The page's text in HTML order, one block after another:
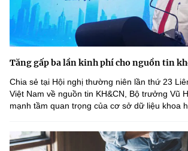
Tăng gấp ba lần kinh phí cho nguồn tin
Chia sẻ tại Hội nghị thường niên lần thứ 23
Việt Nam về nguồn tin KH&CN, Bộ trưởng Vũ
mạnh tầm quan trọng của cơ sở dữ liệu khoa